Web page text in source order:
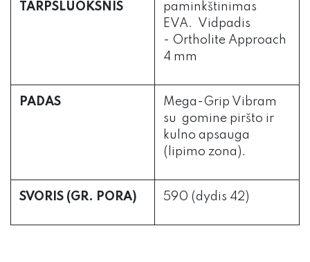
TARPSLUOKSNIS
paminkštinimas
EVA. Vidpadis
- Ortholite Approach
4 mm
PADAS
Mega-Grip Vibram
su gomine piršto ir
kulno apsauga
(lipimo zona).
SVORIS (GR. PORA) 590 (dydis 42)